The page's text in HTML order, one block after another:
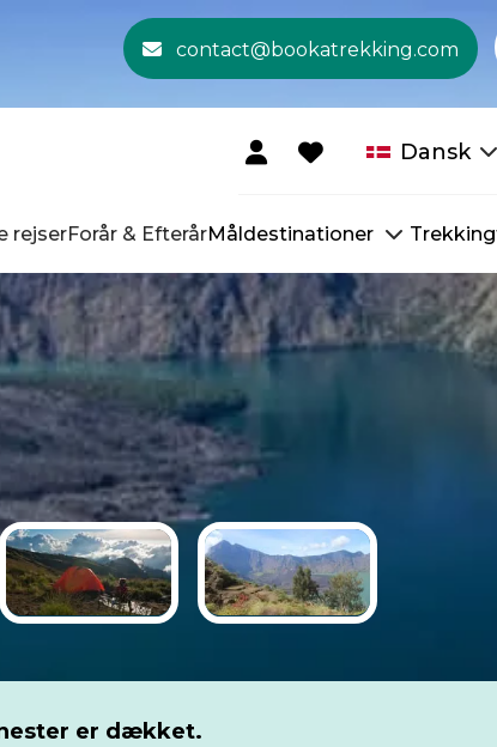
contact@bookatrekking.com
Dansk
rejserForår & EfterårMåldestinationer
er dækket.